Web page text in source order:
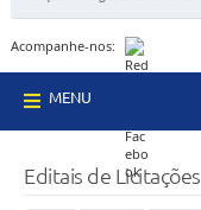
Acompanhe-nos:
MENU
Editais de Licitações